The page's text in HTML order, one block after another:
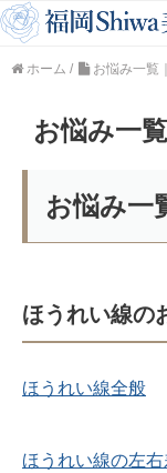
ホーム / お悩み一覧
お悩み一
お悩み一
ほうれい線の
ほうれい線全般
ほうれい線の左